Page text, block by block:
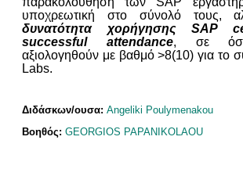
υποχρεωτική στο σύνολό τους,
δυνατότητα χορήγησης SAP
successful attendance, σε
αξιολογηθούν με βαθμό >8(10) για το
Labs.
Διδάσκων/ουσα: Angeliki Poulymenakou
Βοηθός: GEORGIOS PAPANIKOLAOU